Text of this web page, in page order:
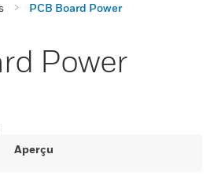
PCB Board Power
Power
Aperçu